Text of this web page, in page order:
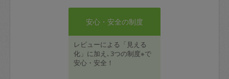
安心・安全の制度
レビューによる「見える
化」に加え､3つの制度※で
安心・安全！